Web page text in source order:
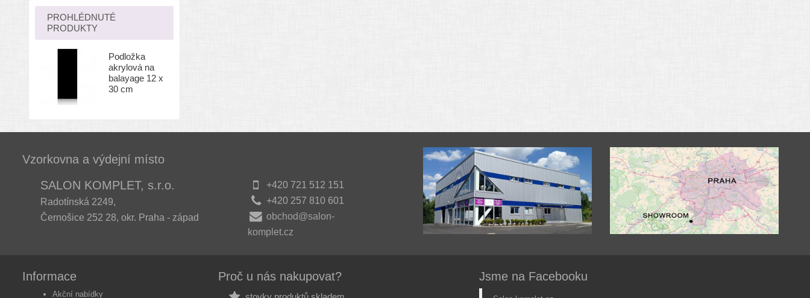
PROHLÉDNUTÉ
PRODUKTY
Podložka
akrylová na
balayage 12 x
30 cm
Vzorkovna a výdejní místo
SALON KOMPLET, s.r.o.
Radotínská 2249,
Černošice 252 28, okr. Praha - západ
+420 721 512 151
+420 257 810 601
obchod@salon-
komplet.cz
Informace
Akční nabídky
Proč u nás nakupovat? Jsme na Facebooku